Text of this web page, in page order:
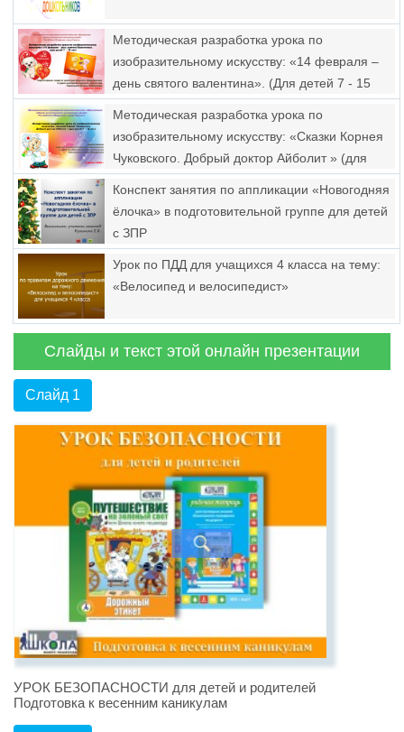
Методическая разработка урока по
изобразительному искусству: «14 февраля –
день святого валентина». (Для детей 7 - 15
Методическая разработка урока по
изобразительному искусству: «Сказки Корнея
Чуковского. Добрый доктор Айболит » (для
Конспект занятия по аппликации «Новогодняя
ёлочка» в подготовительной группе для детей
с ЗПР
Урок по ПДД для учащихся 4 класса на тему:
«Велосипед и велосипедист»
Слайды и текст этой онлайн презентации
Слайд 1
УРОК БЕЗОПАСНОСТИ для детей и родителей
Подготовка к весенним каникулам